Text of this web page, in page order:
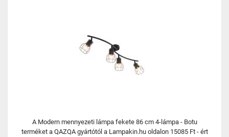
A Modern mennyezeti lámpa fekete 86 cm 4-lámpa - Botu
terméket a QAZQA gyártótól a Lampakin.hu oldalon 15085 Ft - ért